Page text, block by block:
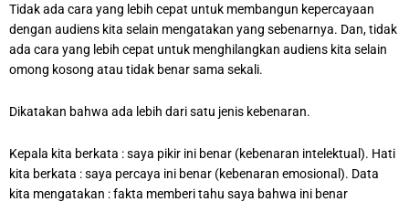
Tidak ada cara yang lebih cepat untuk membangun kepercayaan
dengan audiens kita selain mengatakan yang sebenarnya. Dan, tidak
ada cara yang lebih cepat untuk menghilangkan audiens kita selain
omong kosong atau tidak benar sama sekali.
Dikatakan bahwa ada lebih dari satu jenis kebenaran.
Kepala kita berkata : saya pikir ini benar (kebenaran intelektual). Hati
kita berkata : saya percaya ini benar (kebenaran emosional). Data
kita mengatakan : fakta memberi tahu saya bahwa ini benar